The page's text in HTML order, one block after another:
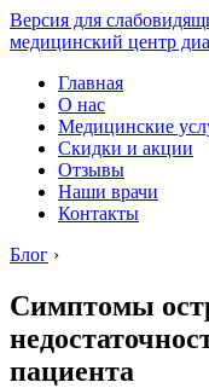
Версия для
медицинский центр
Главная
О нас
Медицинские
Скидки и акции
Отзывы
Наши врачи
Контакты
Блог ›
Симптомы
пациента